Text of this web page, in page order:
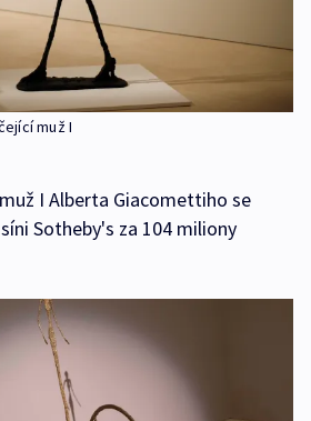
muž I
I Alberta Giacomettiho se
Sotheby's za 104 miliony